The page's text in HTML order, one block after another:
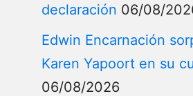
declaración 06/08/
Edwin Encarnación
Karen Yapoort en su
06/08/2026